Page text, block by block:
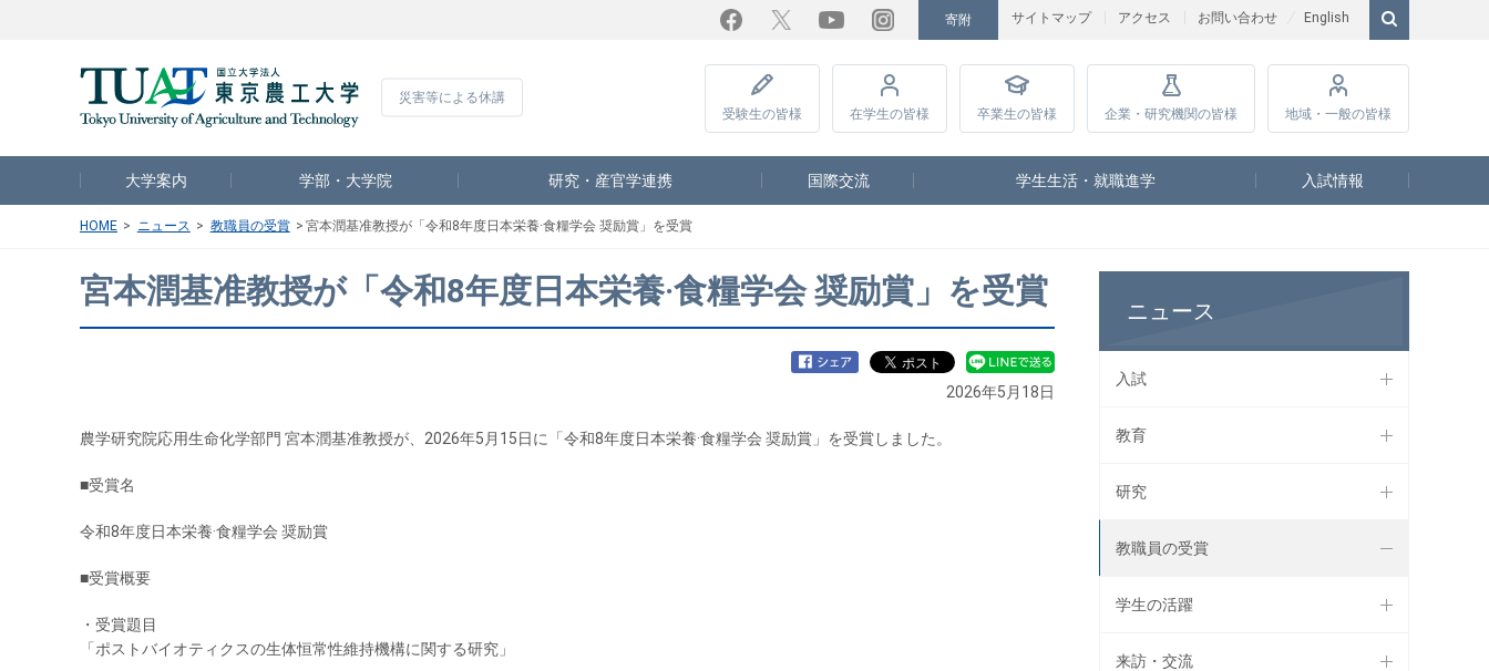
サイトマップ アクセス お問い合わせ
寄附 English
Facebook Twitter YouTube Instagram
災害等による休講
受験生の皆様 在学生の皆様 卒業生の皆様 企業・研究機関の皆様 地域・一般の皆様
大学案内 学部・大学院 研究・産官学連携 国際交流 学生生活・就職進学 入試情報
HOME ニュース 教職員の受賞 宮本潤基准教授が「令和8年度日本栄養·食糧学会 奨励賞」を受賞
宮本潤基准教授が「令和8年度日本栄養·食糧学会 奨励賞」を受賞
2026年5月18日
農学研究院応用生命化学部門 宮本潤基准教授が、2026年5月15日に「令和8年度日本栄養·食糧学会 奨励賞」を受賞しました。
■受賞名
令和8年度日本栄養·食糧学会 奨励賞
■受賞概要
・受賞題目
「ポストバイオティクスの生体恒常性維持機構に関する研究」
ニュース
入試
教育
研究
教職員の受賞
学生の活躍
来訪・交流